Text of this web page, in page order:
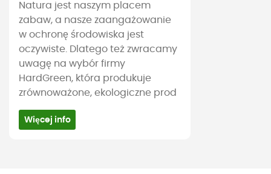
Natura jest naszym placem
zabaw, a nasze zaangażowanie
w ochronę środowiska jest
oczywiste. Dlatego też zwracamy
uwagę na wybór firmy
HardGreen, która produkuje
zrównoważone, ekologiczne prod
Więcej info